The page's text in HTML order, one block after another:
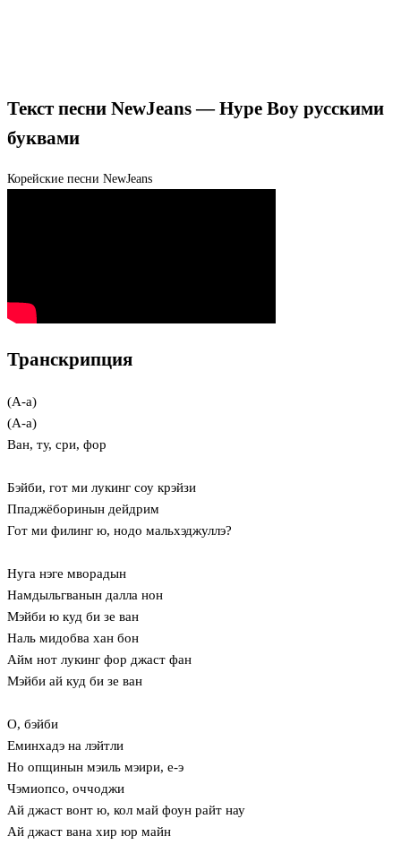
Текст песни NewJeans — Hype Boy русскими
буквами
Корейские песни NewJeans
Транскрипция
(А-а)
(А-а)
Ван, ту, сри, фор
Бэйби, гот ми лукинг соу крэйзи
Ппаджёборинын дейдрим
Гот ми филинг ю, нодо мальхэджуллэ?
Нуга нэге мворадын
Намдыльгванын далла нон
Мэйби ю куд би зе ван
Наль мидобва хан бон
Айм нот лукинг фор джаст фан
Мэйби ай куд би зе ван
О, бэйби
Еминхадэ на лэйтли
Но опщинын мэиль мэири, е-э
Чэмиопсо, оччоджи
Ай джаст вонт ю, кол май фоун райт нау
Ай джаст вана хир юр майн